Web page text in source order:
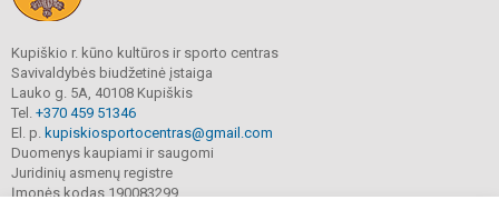
Kupiškio r. kūno kultūros ir sporto centras
Savivaldybės biudžetinė įstaiga
Lauko g. 5A, 40108 Kupiškis
Tel. +370 459 51346
El. p. kupiskiosportocentras@gmail.com
Duomenys kaupiami ir saugomi
Juridinių asmenų registre
Įmonės kodas 190083299